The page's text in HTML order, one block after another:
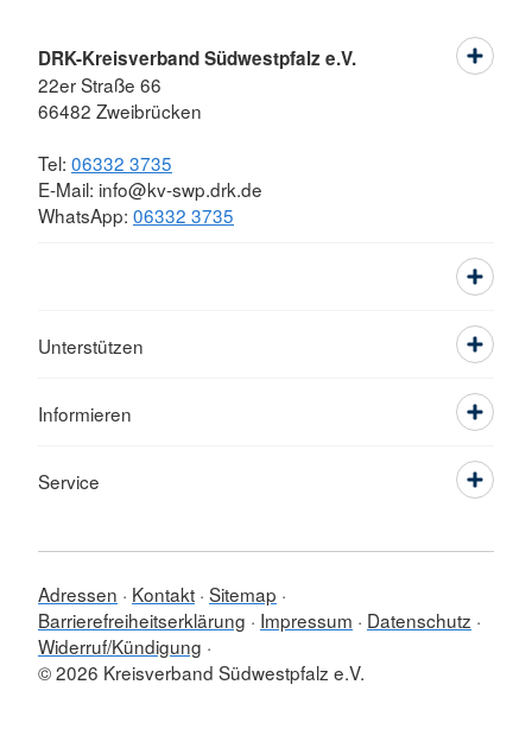
DRK-Kreisverband Südwestpfalz e.V.
22er Straße 66
66482 Zweibrücken
Tel: 06332 3735
E-Mail: info@kv-swp.drk.de
WhatsApp: 06332 3735
Unterstützen
Informieren
Service
Adressen Kontakt Sitemap
Barrierefreiheitserklärung
Impressum
Datenschutz
Widerruf/Kündigung
© 2026 Kreisverband Südwestpfalz e.V.